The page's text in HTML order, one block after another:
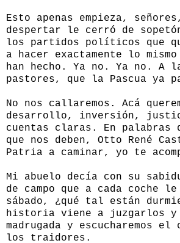
Esto apenas empieza,
despertar le cerró de
los partidos políticos que
a hacer exactamente lo
han hecho. Ya no. Ya no. A
pastores, que la Pascua ya
No nos callaremos. Acá
desarrollo, inversión,
cuentas claras. En palabras
que nos deben, Otto René
Patria a caminar, yo te
Mi abuelo decía con su
de campo que a cada coche
sábado, ¿qué tal están
historia viene a juzgarlos y
madrugada y escucharemos
los traidores.